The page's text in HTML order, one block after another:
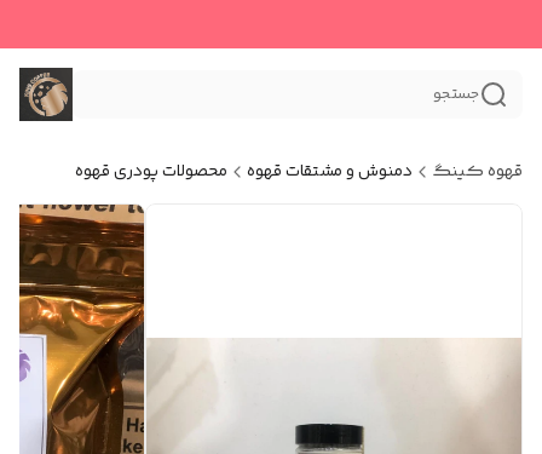
جستجو
قهوه کینگ دمنوش و مشتقات قهوه محصولات پودری قهوه